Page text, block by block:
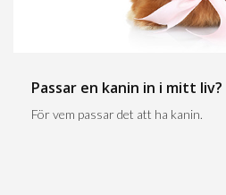
Passar en kanin in i mitt liv?
För vem passar det att ha kanin.